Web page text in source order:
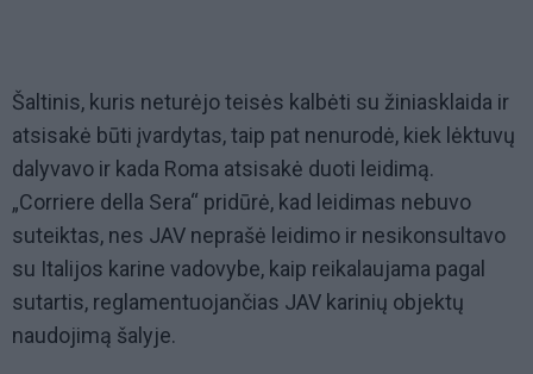
Šaltinis, kuris neturėjo teisės kalbėti su žiniasklaida ir
atsisakė būti įvardytas, taip pat nenurodė, kiek lėktuvų
dalyvavo ir kada Roma atsisakė duoti leidimą.
„Corriere della Sera“ pridūrė, kad leidimas nebuvo
suteiktas, nes JAV neprašė leidimo ir nesikonsultavo
su Italijos karine vadovybe, kaip reikalaujama pagal
sutartis, reglamentuojančias JAV karinių objektų
naudojimą šalyje.